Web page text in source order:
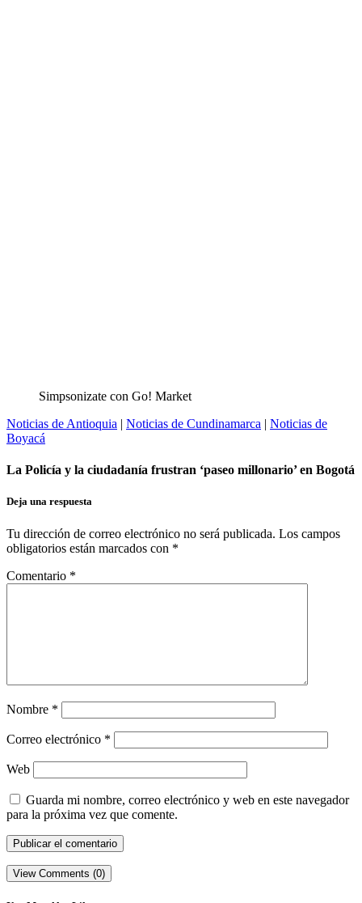
Simpsonizate con Go! Market
Noticias de Antioquia | Noticias de Cundinamarca | Noticias de
Boyacá
La Policía y la ciudadanía frustran ‘paseo millonario’ en Bogotá
Deja una respuesta
Tu dirección de correo electrónico no será publicada. Los campos
obligatorios están marcados con *
Comentario *
Nombre *
Correo electrónico *
Web
Guarda mi nombre, correo electrónico y web en este navegador
para la próxima vez que comente.
View Comments (0)